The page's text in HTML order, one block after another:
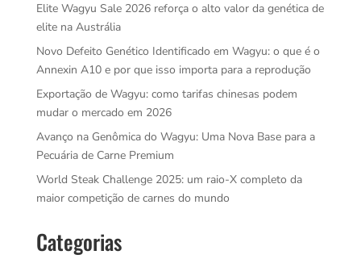
Elite Wagyu Sale 2026 reforça o alto valor da genética de
elite na Austrália
Novo Defeito Genético Identificado em Wagyu: o que é o
Annexin A10 e por que isso importa para a reprodução
Exportação de Wagyu: como tarifas chinesas podem
mudar o mercado em 2026
Avanço na Genômica do Wagyu: Uma Nova Base para a
Pecuária de Carne Premium
World Steak Challenge 2025: um raio-X completo da
maior competição de carnes do mundo
Categorias